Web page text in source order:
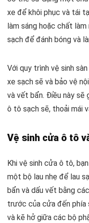
xe để khôi phục và tái
làm sáng hoặc chất
sạch để đánh bóng và
Với quy trình vệ sinh
xe sạch sẽ và bảo vệ
và vết bẩn. Điều này
ô tô sạch sẽ, thoải mái
Vệ sinh cửa ô tô
Khi vệ sinh cửa ô tô,
một bộ lau nhẹ để lau
bẩn và dấu vết bằng
trước của cửa đến phía
và kẽ hở giữa các bộ